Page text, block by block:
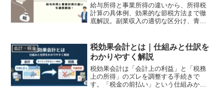
給与所得と事業所得の違いから、所得税
計算の具体例、効果的な節税方法まで徹
底解説。副業収入の適切な区分け、青色
く解説します。会社員、フリーランス、
副業をお持ちの方必見の税務ガイドで
す。
会計・税金
税効果会計とは｜仕組みと仕訳を
わかりやすく解説
税効果会計は「会計上の利益」と「税務
上の所得」のズレを調整する手続きで
す。「税金の前払い」という仕組みか